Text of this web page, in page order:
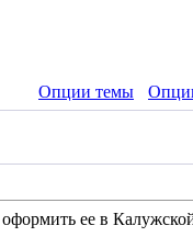
Опции темы
ее в